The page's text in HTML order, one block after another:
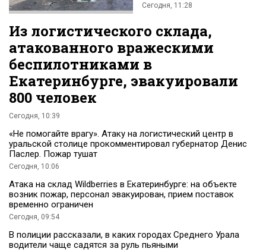
Сегодня, 11:28
Из логистического склада,
атакованного вражескими
беспилотниками в
Екатеринбурге, эвакуировали
800 человек
Сегодня, 10:39
«Не помогайте врагу». Атаку на логистический центр в
уральской столице прокомментировал губернатор Денис
Паслер. Пожар тушат
Сегодня, 10:06
Атака на склад Wildberries в Екатеринбурге: на объекте
возник пожар, персонал эвакуирован, прием поставок
временно ограничен
Сегодня, 09:54
В полиции рассказали, в каких городах Среднего Урала
водители чаще садятся за руль пьяными